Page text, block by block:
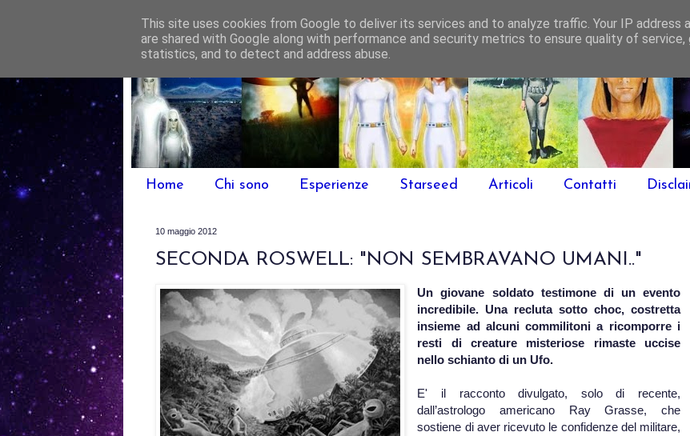
Home Chi sono Esperienze Starseed Articoli Contatti
10 maggio 2012
SECONDA ROSWELL: "NON SEMBRAVANO UMANI.."
Un giovane soldato testimone di un evento
incredibile. Una recluta sotto choc, costretta
insieme ad alcuni commilitoni a ricomporre i
resti di creature misteriose rimaste uccise
nello schianto di un Ufo.
E' il racconto divulgato, solo di recente,
dall’astrologo americano Ray Grasse, che
sostiene di aver ricevuto le confidenze del militare,
This site uses cookies from Google to deliver its services and to analyze traffic. Your IP address
are shared with Google along with performance and security metrics to ensure quality of service,
statistics, and to detect and address abuse.